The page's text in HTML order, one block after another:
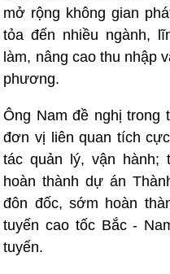
mở rộng không gian
tỏa đến nhiều ngành,
làm, nâng cao thu nhập
phương.
Ông Nam đề nghị trong
đơn vị liên quan tích
tác quản lý, vận hành;
hoàn thành dự án
đôn đốc, sớm hoàn
tuyến cao tốc Bắc -
tuyến.